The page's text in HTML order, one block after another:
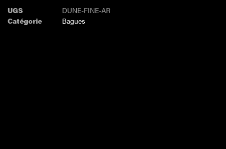
UGS
DUNE-FINE-AR
Catégorie
Bagues